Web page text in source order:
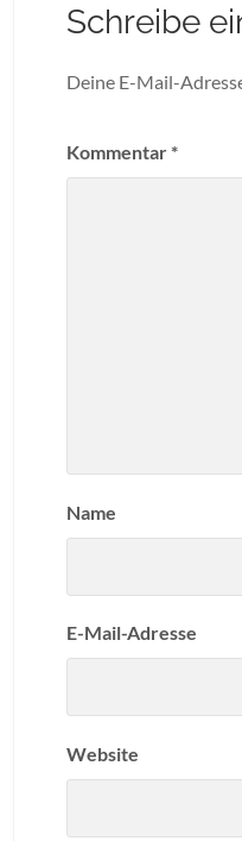
Schreibe
Deine E-Mail-
Kommentar*
Name
E-Mail-Adresse
Website